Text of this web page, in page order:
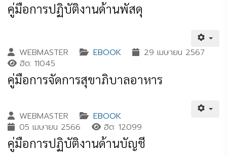
คู่มือการปฏิบัติงานด้านพัสดุ
WEBMASTER EBOOK
29 เมษายน 2567
ฮิต: 11045
คู่มือการจัดการสุขาภิบาลอาหาร
WEBMASTER
EBOOK
05 เมษายน 2566
ฮิต: 12099
คู่มือการปฏิบัติงานด้านบัญชี